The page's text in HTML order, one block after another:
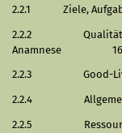
2.2.1
Ziele,
2.2.2
Anamnese
16
2.2.3
Good-
2.2.4
2.2.5